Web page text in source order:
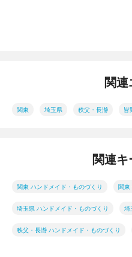
関連
関東 埼玉県 秩父・長瀞 皆
関連キ
関東 ハンドメイド・ものづくり 関東
埼玉県 ハンドメイド・ものづくり 埼
秩父・長瀞 ハンドメイド・ものづくり